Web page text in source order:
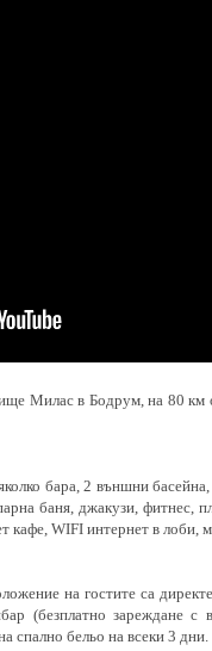
Милас в Бодрум, на 80
бара, 2 външни
баня, джакузи, фитнес,
кафе, WIFI интернет в лоби,
на гостите са
(безплатнo зареждане
спално бельо на всеки 3 дни.